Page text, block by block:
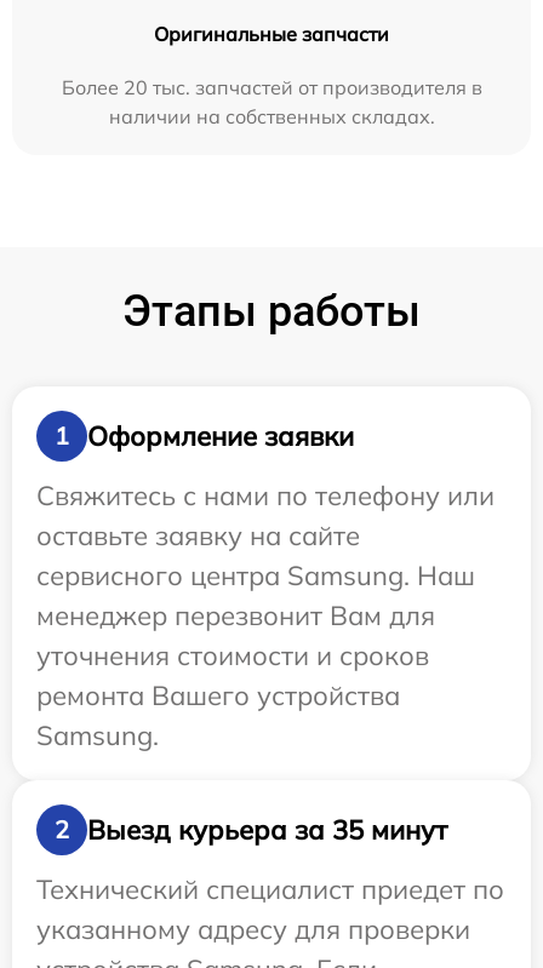
Оригинальные запчасти
Более 20 тыс. запчастей от производителя в
наличии на собственных складах.
Этапы работы
1
Оформление заявки
Свяжитесь с нами по телефону или
оставьте заявку на сайте
сервисного центра Samsung. Наш
менеджер перезвонит Вам для
уточнения стоимости и сроков
ремонта Вашего устройства
Samsung.
2
Выезд курьера за 35 минут
Технический специалист приедет по
указанному адресу для проверки